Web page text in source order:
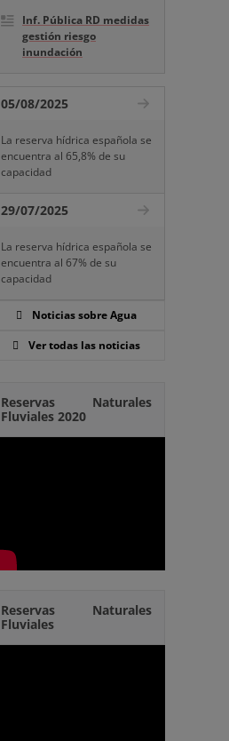
Inf. Pública RD medidas
gestión riesgo
inundación
05/08/2025
La reserva hídrica española se
encuentra al 65,8% de su
capacidad
29/07/2025
La reserva hídrica española se
encuentra al 67% de su
capacidad
Noticias sobre Agua
Ver todas las noticias
Reservas Naturales
Fluviales 2020
Reservas Naturales
Fluviales